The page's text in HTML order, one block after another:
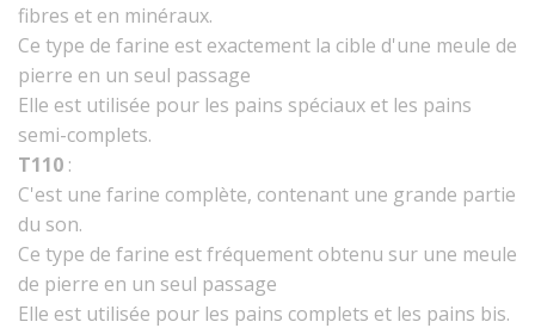
fibres et en minéraux.
Ce type de farine est exactement la cible d'une meule de
pierre en un seul passage
Elle est utilisée pour les pains spéciaux et les pains
semi-complets.
T110 :
C'est une farine complète, contenant une grande partie
du son.
Ce type de farine est fréquement obtenu sur une meule
de pierre en un seul passage
Elle est utilisée pour les pains complets et les pains bis.